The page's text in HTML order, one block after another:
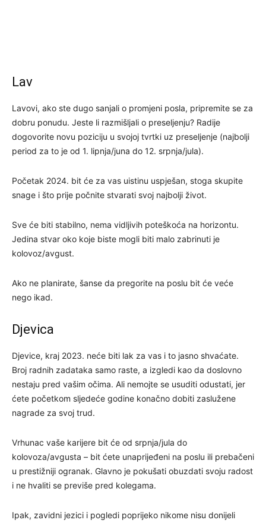
Lav
Lavovi, ako ste dugo sanjali o promjeni posla, pripremite se za
dobru ponudu. Jeste li razmišljali o preseljenju? Radije
dogovorite novu poziciju u svojoj tvrtki uz preseljenje (najbolji
period za to je od 1. lipnja/juna do 12. srpnja/jula).
Početak 2024. bit će za vas uistinu uspješan, stoga skupite
snage i što prije počnite stvarati svoj najbolji život.
Sve će biti stabilno, nema vidljivih poteškoća na horizontu.
Jedina stvar oko koje biste mogli biti malo zabrinuti je
kolovoz/avgust.
Ako ne planirate, šanse da pregorite na poslu bit će veće
nego ikad.
Djevica
Djevice, kraj 2023. neće biti lak za vas i to jasno shvaćate.
Broj radnih zadataka samo raste, a izgledi kao da doslovno
nestaju pred vašim očima. Ali nemojte se usuditi odustati, jer
ćete početkom sljedeće godine konačno dobiti zaslužene
nagrade za svoj trud.
Vrhunac vaše karijere bit će od srpnja/jula do
kolovoza/avgusta – bit ćete unaprijeđeni na poslu ili prebačeni
u prestižniji ogranak. Glavno je pokušati obuzdati svoju radost
i ne hvaliti se previše pred kolegama.
Ipak, zavidni jezici i pogledi poprijeko nikome nisu donijeli